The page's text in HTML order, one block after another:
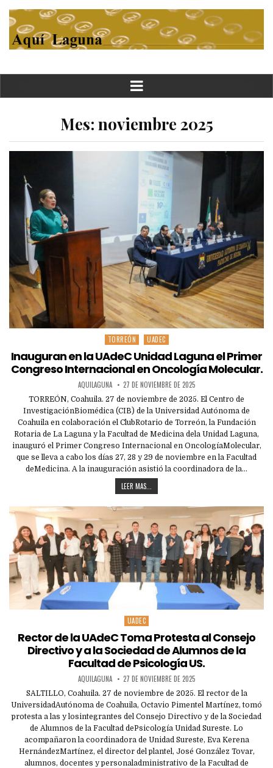
Mes: noviembre 2025
Posted
TORREÓN UADEC
Inauguran en la UAdeC Unidad Laguna el Primer
Congreso Internacional en Oncología Molecular.
AQUILAGUNA 27 DE NOVIEMBRE DE 2025
TORREÓN, Coahuila. 27 de noviembre de 2025. El Centro de
InvestigaciónBiomédica (CIB) de la Universidad Autónoma de
Coahuila en colaboración el ClubRotario de Torreón, la Fundación
Rotaria de La Laguna y la Facultad de Medicina dela Unidad Laguna,
inauguró el Primer Congreso Internacional en OncologíaMolecular,
que se lleva a cabo los días 27, 28 y 29 de noviembre en la Facultad
deMedicina. A la inauguración asistió la coordinadora de la…
LEER MAS...
Posted
UADEC
Rector de la UAdeC Toma Protesta al Consejo
Directivo y a la Sociedad de Alumnos de la
Facultad de Psicología US.
AQUILAGUNA 27 DE NOVIEMBRE DE 2025
SALTILLO, Coahuila. 27 de noviembre de 2025. El rector de la
UniversidadAutónoma de Coahuila, Octavio Pimentel Martínez, tomó
protesta a las y losintegrantes del Consejo Directivo y de la Sociedad
de Alumnos de la Facultad dePsicología Unidad Sureste. Lo
acompañaron la coordinadora de Unidad Sureste, Eva Kerena
HernándezMartínez, el director del plantel, José González Tovar,
alumnos, docentes y personaladministrativo de la Facultad de